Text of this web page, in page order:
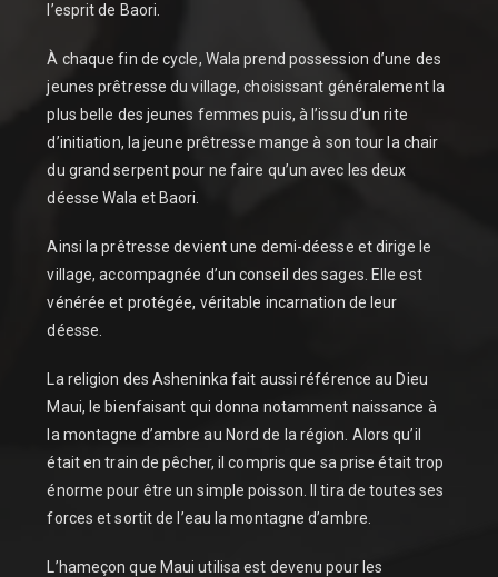
l’esprit de Baori.
À chaque fin de cycle, Wala prend possession d’une des
jeunes prêtresse du village, choisissant généralement la
plus belle des jeunes femmes puis, à l’issu d’un rite
d’initiation, la jeune prêtresse mange à son tour la chair
du grand serpent pour ne faire qu’un avec les deux
déesse Wala et Baori.
Ainsi la prêtresse devient une demi-déesse et dirige le
village, accompagnée d’un conseil des sages. Elle est
vénérée et protégée, véritable incarnation de leur
déesse.
La religion des Asheninka fait aussi référence au Dieu
Maui, le bienfaisant qui donna notamment naissance à
la montagne d’ambre au Nord de la région. Alors qu’il
était en train de pêcher, il compris que sa prise était trop
énorme pour être un simple poisson. Il tira de toutes ses
forces et sortit de l’eau la montagne d’ambre.
L’hameçon que Maui utilisa est devenu pour les